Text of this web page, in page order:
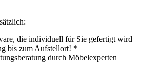
die individuell für Sie gefertigt wird
bis zum Aufstellort! *
durch Möbelexperten